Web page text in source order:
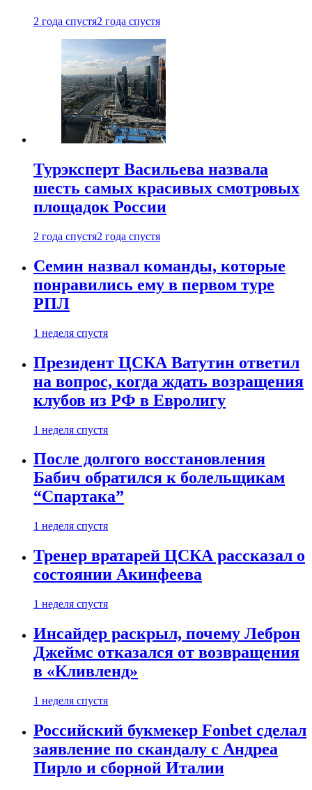
2 года спустя2 года спустя
Турэксперт Васильева назвала
шесть самых красивых смотровых
площадок России
2 года спустя2 года спустя
Семин назвал команды, которые
понравились ему в первом туре
РПЛ
1 неделя спустя
Президент ЦСКА Ватутин ответил
на вопрос, когда ждать возращения
клубов из РФ в Евролигу
1 неделя спустя
После долгого восстановления
Бабич обратился к болельщикам
“Спартака”
1 неделя спустя
Тренер вратарей ЦСКА рассказал о
состоянии Акинфеева
1 неделя спустя
Инсайдер раскрыл, почему Леброн
Джеймс отказался от возвращения
в «Кливленд»
1 неделя спустя
Российский букмекер Fonbet сделал
заявление по скандалу с Андреа
Пирло и сборной Италии